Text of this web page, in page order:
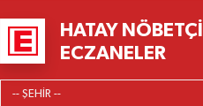
HATAY NÖBETÇI
ECZANELER